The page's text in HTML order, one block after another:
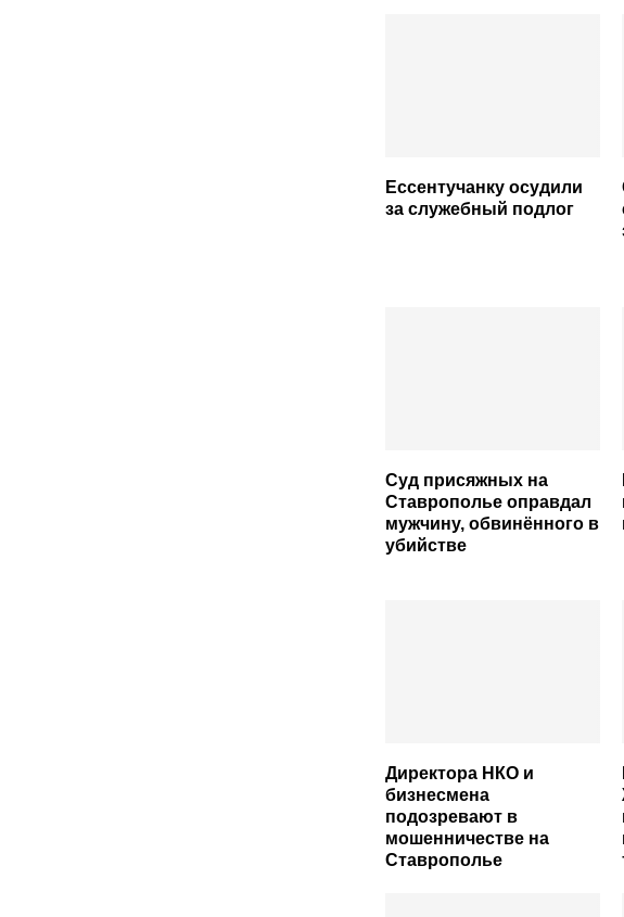
Ессентучанку осудили
за служебный подлог
Суд присяжных на
Ставрополье оправдал
мужчину, обвинённого в
убийстве
Директора НКО и
бизнесмена
подозревают в
мошенничестве на
Ставрополье